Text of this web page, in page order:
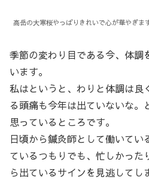
高岳の大寒桜やっぱりきれいで心が華やぎま
季節の変わり目である今、体調
います。
私はというと、わりと体調は良
る頭痛も今年は出ていないな。
思っているところです。
日頃から鍼灸師として働いてい
ているつもりでも、忙しかった
ら出ているサインを見逃してし